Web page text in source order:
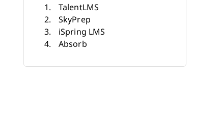
TalentLMS
SkyPrep
iSpring LMS
Absorb
Whatfix